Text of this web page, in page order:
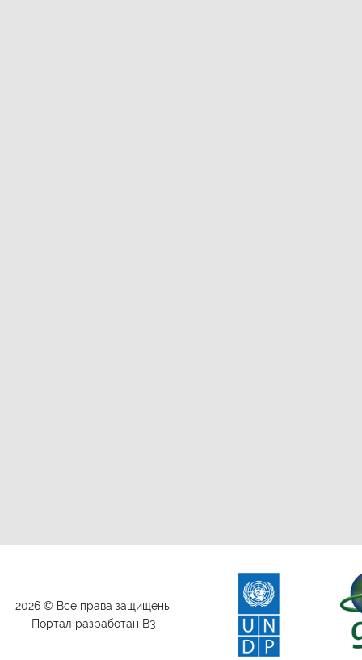
2026 © Все права защищены
Портал разработан B3